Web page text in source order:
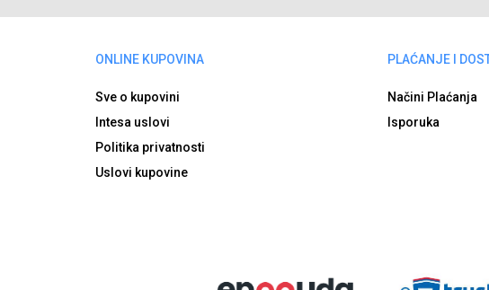
ONLINE KUPOVINA
Sve o kupovini
Intesa uslovi
Politika privatnosti
Uslovi kupovine
PLAĆANJE I
Načini Plaćanja
Isporuka